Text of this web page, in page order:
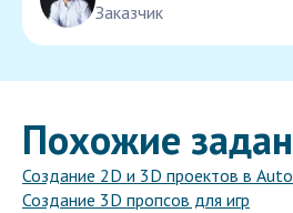
Заказчик
Похожие
Создание 2D и 3D проектов в
Создание 3D пропсов для игр